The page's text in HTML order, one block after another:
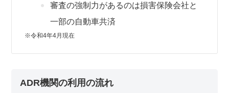
審査の強制力があるのは損害保険会社と
一部の自動車共済
※令和4年4月現在
ADR機関の利用の流れ